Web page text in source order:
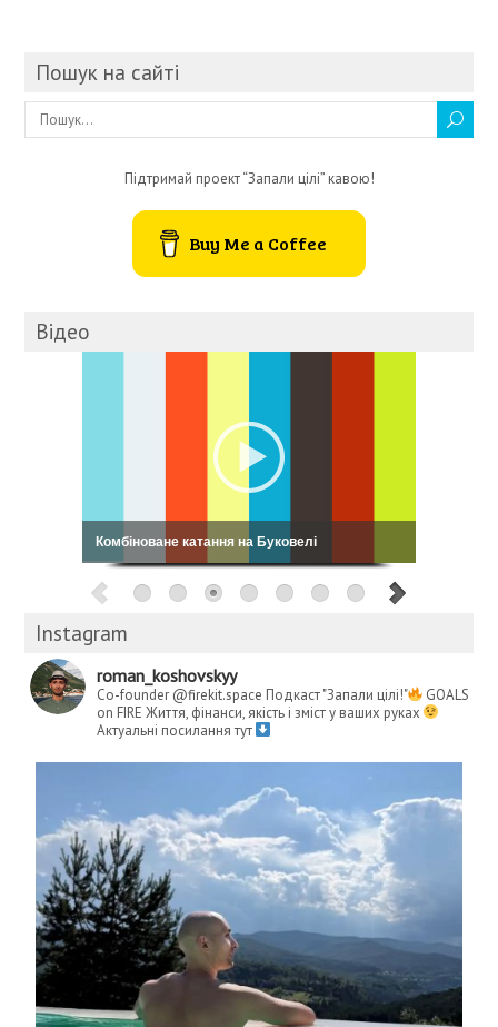
Пошук на сайті
Підтримай проект “Запали цілі” кавою!
Buy Me a Coffee
Відео
Кошовський: My Way
Instagram
roman_koshovskyy
Co-founder @firekit.space Подкаст "Запали цілі!"
GOALS
on FIRE Життя, фінанси, якість і зміст у ваших руках
Актуальні посилання тут